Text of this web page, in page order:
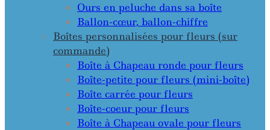
Ours en peluche dans sa boîte
Ballon-cœur, ballon-chiffre
Boîtes personnalisées pour fleurs (sur
commande)
Boîte à Chapeau ronde pour fleurs
Boîte-petite pour fleurs (mini-boîte)
Boîte carrée pour fleurs
Boîte-coeur pour fleurs
Boîte à Chapeau ovale pour fleurs